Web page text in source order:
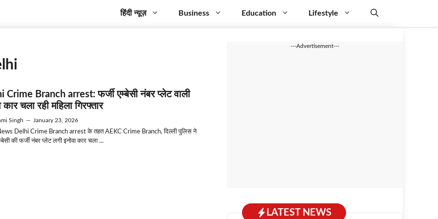
हिंदी न्यूज़ Business Education Lifestyle
Crime Branch arrest: फर्जी एम्बेसी नंबर प्लेट वाली
कार चला रही महिला गिरफ्तार
Singh — January 23, 2026
Delhi Crime Branch arrest के तहत AEKC Crime Branch, दिल्ली पुलिस ने
की फर्जी नंबर प्लेट लगी इनोवा कार चला ...
---Advertisement---
LATEST NEWS